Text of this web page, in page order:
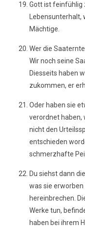
Gott ist feinfühlig
Lebensunterhalt,
Mächtige.
Wer die
Wir noch seine
Diesseits haben
zukommen, er
Oder haben sie
verordnet haben,
nicht den
entschieden
schmerzhafte
Du siehst dann
was sie erworben
hereinbrechen.
Werke tun,
haben bei ihrem